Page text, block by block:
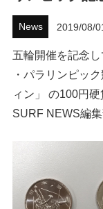
News 2019/08/
五輪開催を記念
・パラリンピッ
ィン」 の100円
SURF NEWS編
ウ
イベント・